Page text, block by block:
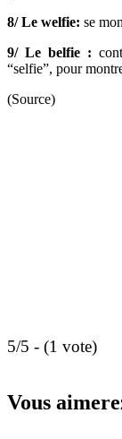
8/ Le welfie: se
9/ Le belfie :
“selfie”, pour
(Source)
5/5 - (1 vote)
Vous